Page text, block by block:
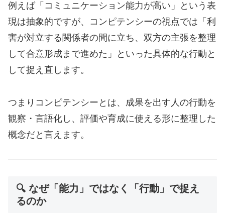
例えば「コミュニケーション能力が高い」という表
現は抽象的ですが、コンピテンシーの視点では「利
害が対立する関係者の間に立ち、双方の主張を整理
して合意形成まで進めた」といった具体的な行動と
して捉え直します。
つまりコンピテンシーとは、成果を出す人の行動を
観察・言語化し、評価や育成に使える形に整理した
概念だと言えます。
🔍 なぜ「能力」ではなく「行動」で捉え
るのか